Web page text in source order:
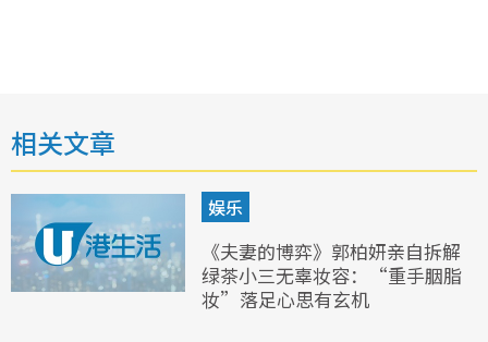
相关文章
娱乐
《夫妻的博弈》郭柏妍亲自拆解
绿茶小三无辜妆容：“重手胭脂
妆”落足心思有玄机